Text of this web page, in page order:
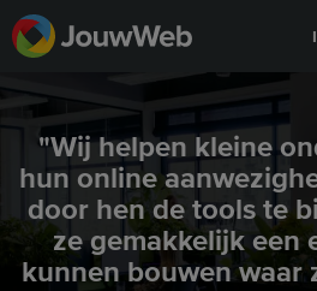
"Wij helpen kleine
hun online
door hen de tools te
ze gemakkelijk een
kunnen bouwen waar